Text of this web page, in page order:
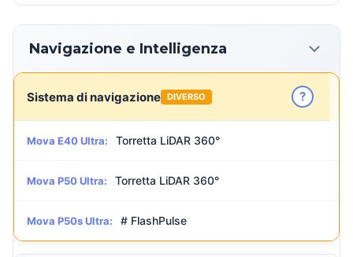
Navigazione e Intelligenza
Sistema di navigazione DIVERSO ?
Mova E40 Ultra: Torretta LiDAR 360°
Mova P50 Ultra: Torretta LiDAR 360°
Mova P50s Ultra: # FlashPulse